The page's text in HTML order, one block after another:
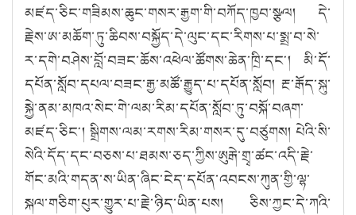
མཛད་ཅིང་གཟིམས་ཆུང་གསར་རྒྱག་གི་བཀོད་ཁྱབ་སྩལ། དེ་
རྗེས་ཨ་མཆོག་ཏུ་ཆིབས་བསྐྱོད་དེ་ལུང་དང་རིགས་པ་སྨྲ་བ་སེ་
ར་དགེ་བཤེས་བློ་བཟང་ཆོས་འཕེལ་ཚོགས་ཆེན་ཁྲི་དང༌། མི་དོ་
དཔོན་སློབ་དཔལ་བཟང་རྒྱ་མཚོ་རྒྱུད་པ་དཔོན་སློབ། རྔ་རྒོད་སྐུ་
སྐྱེ་ནམ་མཁའ་སེང་གེ་ལམ་རིམ་དཔོན་སློབ་ཏུ་བསྐོ་བཞག་
མཛད་ཅིང༌། སྒྲིགས་ལམ་རགས་རིམ་གསར་དུ་བཙུགས། པེའི་སི་
སེའི་དོད་དང་བཅས་པ་ཐམས་ཅད་ཀྱིས་ཨུརྒེ་གྲྭ་ཚང་འདི་རྗེ་
གོང་མའི་གདན་ས་ཡིན་ཞིང་ངེད་དཔོན་འབངས་ཀུན་གྱི་ལྷ་
སྐལ་གཅིག་པུར་གྱུར་པ་རྗེ་ཉིད་ཡིན་པས། ཅིས་ཀྱང་དེ་ཀའི་